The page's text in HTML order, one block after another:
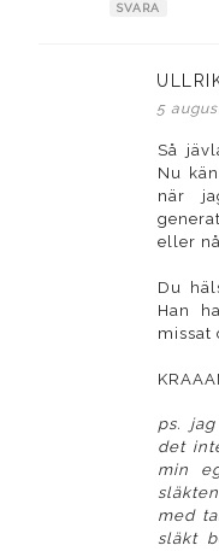
SVARA
5
Så
Nu
när
eller
Du
Han
missat
ps.
det
min
med
släkt